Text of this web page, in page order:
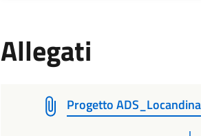
Allegati
Progetto ADS_Locandina